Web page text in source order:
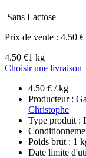
Sans Lactose
Prix de vente : 4.50
4.50 €1 kg
Choisir une livraison
4.50 € / kg
Producteur :
Christophe
Type produit :
Poids brut : 1
Date limite